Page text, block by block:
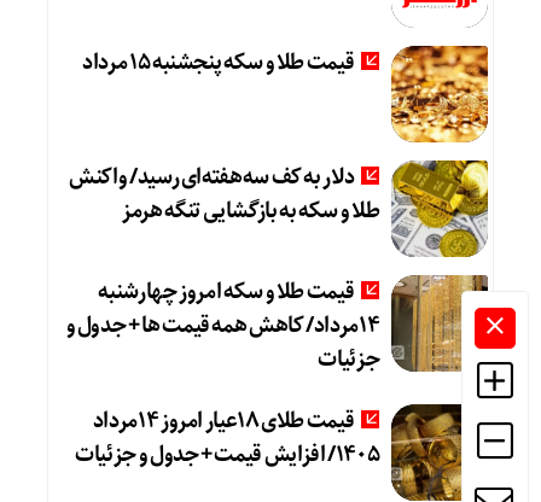
قیمت طلا و سکه پنجشنبه 15 مرداد
دلار به کف سه‌هفته‌ای رسید/ واکنش
طلا و سکه به بازگشایی تنگه هرمز
قیمت طلا و سکه امروز چهارشنبه
14مرداد/ کاهش همه قیمت ها + جدول و
جزئیات
قیمت طلای 18عیار امروز 14مرداد
1405/ افزایش قیمت + جدول و جزئیات